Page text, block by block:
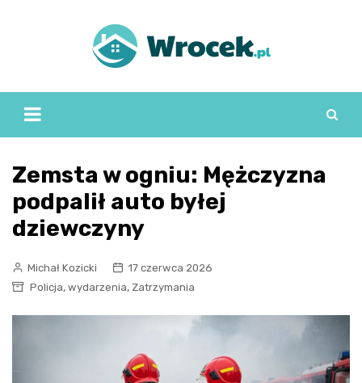
Zemsta w ogniu: Mężczyzna
podpalił auto byłej
dziewczyny
Michał Kozicki
17 czerwca 2026
Policja, wydarzenia, Zatrzymania